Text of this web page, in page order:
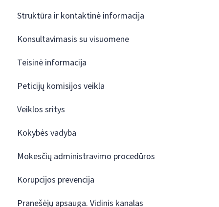
Struktūra ir kontaktinė informacija
Konsultavimasis su visuomene
Teisinė informacija
Peticijų komisijos veikla
Veiklos sritys
Kokybės vadyba
Mokesčių administravimo procedūros
Korupcijos prevencija
Pranešėjų apsauga. Vidinis kanalas